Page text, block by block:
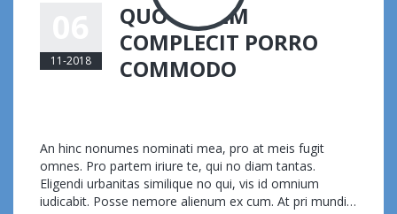
11-2018
QUO AUTEM
COMPLECIT PORRO
COMMODO
autem
complecit
porro
commodo
An hinc nonumes nominati mea, pro at meis fugit
omnes. Pro partem iriure te, qui no diam tantas.
Eligendi urbanitas similique no qui, vis id omnium
iudicabit. Posse nemore alienum ex cum. At pri mundi…